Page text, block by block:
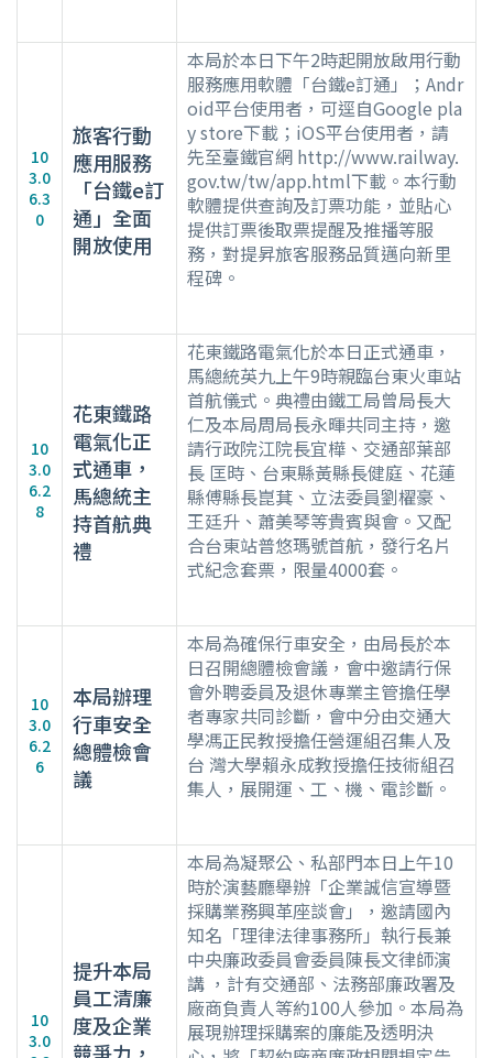
10
3.0
6.3
0
旅客行動
應用服務
「台鐵e訂
通」全面
開放使用
本局於本日下午2時起開放啟用行動
服務應用軟體「台鐵e訂通」；Andr
oid平台使用者，可逕自Google pla
y store下載；iOS平台使用者，請
先至臺鐵官網 http://www.railway.
gov.tw/tw/app.html下載。本行動
軟體提供查詢及訂票功能，並貼心
提供訂票後取票提醒及推播等服
務，對提昇旅客服務品質邁向新里
程碑。
10
3.0
6.2
8
花東鐵路
電氣化正
式通車，
馬總統主
持首航典
禮
花東鐵路電氣化於本日正式通車，
馬總統英九上午9時親臨台東火車站
首航儀式。典禮由鐵工局曾局長大
仁及本局周局長永暉共同主持，邀
請行政院江院長宜樺、交通部葉部
長 匡時、台東縣黃縣長健庭、花蓮
縣傅縣長崑萁、立法委員劉櫂豪、
王廷升、蕭美琴等貴賓與會。又配
合台東站普悠瑪號首航，發行名片
式紀念套票，限量4000套。
10
3.0
6.2
6
本局辦理
行車安全
總體檢會
議
本局為確保行車安全，由局長於本
日召開總體檢會議，會中邀請行保
會外聘委員及退休專業主管擔任學
者專家共同診斷，會中分由交通大
學馮正民教授擔任營運組召集人及
台 灣大學賴永成教授擔任技術組召
集人，展開運、工、機、電診斷。
10
3.0
提升本局
員工清廉
度及企業
本局為凝聚公、私部門本日上午10
時於演藝廳舉辦「企業誠信宣導暨
採購業務興革座談會」，邀請國內
知名「理律法律事務所」執行長兼
中央廉政委員會委員陳長文律師演
講 ，計有交通部、法務部廉政署及
廠商負責人等約100人參加。本局為
展現辦理採購案的廉能及透明決